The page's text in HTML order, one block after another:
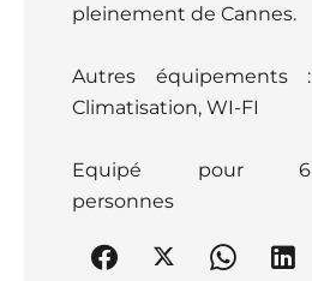
pleinement de Cannes.
Autres équipements :
Climatisation, WI-FI
Equipé pour 6
personnes